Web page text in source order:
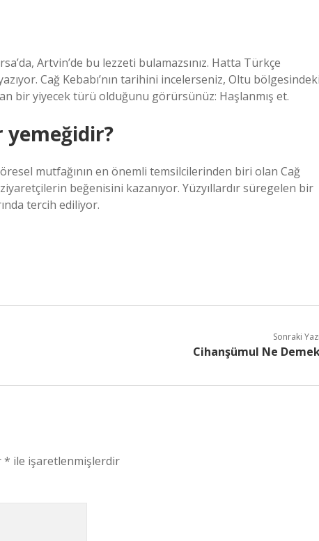
Artvin’de bu lezzeti bulamazsınız. Hatta Türkçe
Cağ Kebabı’nın tarihini incelerseniz, Oltu bölgesindeki
bir yiyecek türü olduğunu görürsünüz: Haşlanmış et.
yemeğidir?
mutfağının en önemli temsilcilerinden biri olan Cağ
beğenisini kazanıyor. Yüzyıllardır süregelen bir
tercih ediliyor.
Sonraki Yazı
Cihanşümul Ne
* ile işaretlenmişlerdir